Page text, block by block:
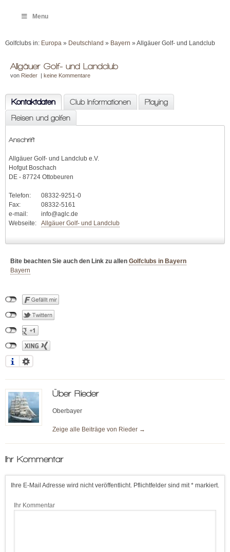
Menu
Golfclubs in: Europa » Deutschland » Bayern » Allgäuer Golf- und Landclub
Allgäuer Golf- und Landclub
von Rieder | keine Kommentare
Kontaktdaten Club Informationen
Playing
Reisen und golfen
Anschrift
Allgäuer Golf- und Landclub e.V.
Hofgut Boschach
DE - 87724 Ottobeuren
Telefon:
08332-9251-0
Fax:
08332-5161
e-mail:
info@aglc.de
Webseite:
Allgäuer Golf- und Landclub
Bite beachten Sie auch den Link zu allen Golfclubs in Bayern
Bayern
Über Rieder
Oberbayer
Zeige alle Beiträge von Rieder →
Ihr Kommentar
Ihre E-Mail Adresse wird nicht veröffentlicht. Pflichtfelder sind mit * markiert.
Ihr Kommentar